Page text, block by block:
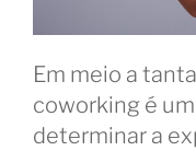
Em meio a
coworking é
determinar a